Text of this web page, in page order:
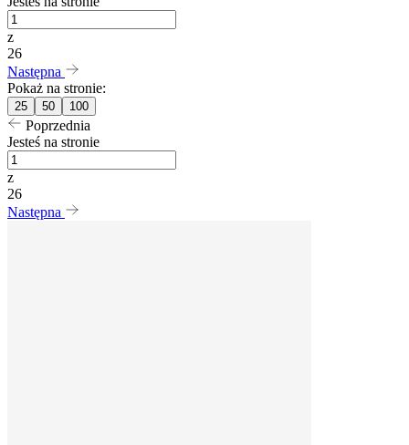
z
26
Następna
Pokaż na stronie:
25 50 100
Poprzednia
Jesteś na stronie
z
26
Następna